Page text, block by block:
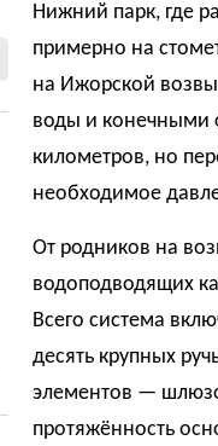
Нижний парк, где
примерно на
на Ижорской
воды и конечными
километров, но
необходимое
От родников на
водоподводящих
Всего система
десять крупных
элементов —
протяжённость